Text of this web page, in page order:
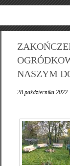
NASZYM
28 października 2022